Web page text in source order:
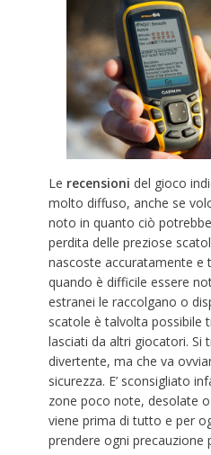
Le recensioni del gioco
molto diffuso, anche se
noto in quanto ciò
perdita delle preziose
nascoste accuratamente e
quando è difficile essere
estranei le raccolgano o
scatole è talvolta possibile
lasciati da altri giocatori. Si
divertente, ma che va
sicurezza. E’ sconsigliato
zone poco note, desolate
viene prima di tutto e per
prendere ogni precauzione